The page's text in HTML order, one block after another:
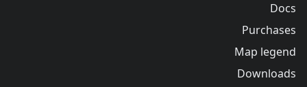
Docs
Purchases
Map legend
Downloads